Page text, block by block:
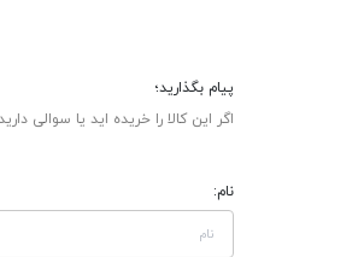
پیام بگذارید؛
اگر این کالا را خریده اید یا سوالی
نام: